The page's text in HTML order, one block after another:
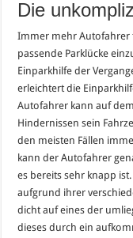
Die
Immer mehr Autofahrer
passende Parklücke
Einparkhilfe der
erleichtert die
Autofahrer kann auf
Hindernissen sein
den meisten Fällen
kann der Autofahrer
es bereits sehr knapp
aufgrund ihrer
dicht auf eines der
dieses durch ein